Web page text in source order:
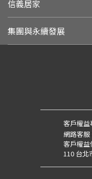
信義居家
集團與永續發展
客戶權益
網路客服
客戶權益
110 台北